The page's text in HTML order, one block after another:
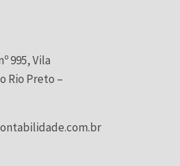
995, Vila
Rio Preto –